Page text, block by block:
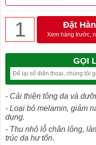
Đặt
Xem hàng trước,
GỌI
- Cải thiện tông da và
- Loại bỏ melamin, giảm
dụng.
- Thu nhỏ lỗ chân lông,
trúc da hư tổn.